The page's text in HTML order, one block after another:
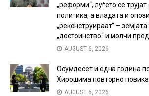
„реформи“, луѓето се
политика, а владата и
„реконструираат“ –
„достоинство“ и молчи
AUGUST 6, 2026
Осумдесет и една година
Хирошима повторно
AUGUST 6, 2026